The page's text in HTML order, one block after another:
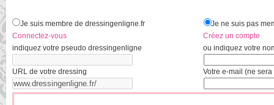
Je suis membre de dressingenligne.fr
Connectez-vous
indiquez votre pseudo dressingenligne
URL de votre dressing
Je ne suis pas
Créez un compte
ou indiquez votre
Votre e-mail (ne